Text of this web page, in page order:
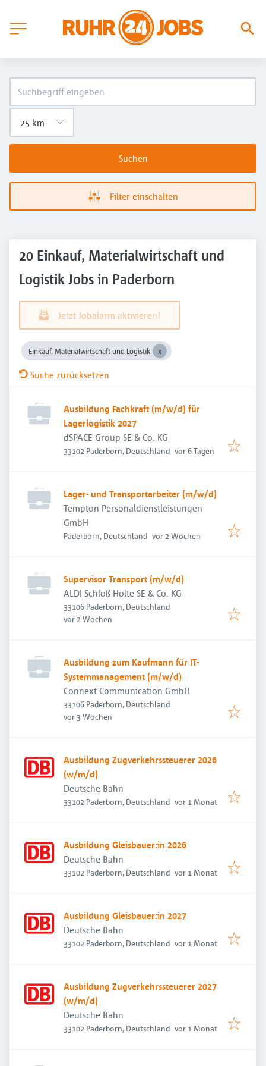
Suchen
Filter einschalten
20 Einkauf, Materialwirtschaft und
Logistik Jobs in Paderborn
Jetzt Jobalarm aktivieren!
Einkauf, Materialwirtschaft und Logistik
Suche zurücksetzen
Ausbildung Fachkraft (m/w/d) für
Lagerlogistik 2027
dSPACE Group SE & Co. KG
33102 Paderborn, Deutschland Veröffentlicht
vor 6 Tagen
Lager- und Transportarbeiter (m/w/d)
Tempton Personaldienstleistungen
GmbH
Paderborn, Deutschland Veröffentlicht
vor 2 Wochen
Supervisor Transport (m/w/d)
ALDI Schloß-Holte SE & Co. KG
33106 Paderborn, Deutschland
Veröffentlicht
vor 2 Wochen
Ausbildung zum Kaufmann für IT-
Systemmanagement (m/w/d)
Connext Communication GmbH
33106 Paderborn, Deutschland
Veröffentlicht
vor 3 Wochen
Ausbildung Zugverkehrssteuerer 2026
(w/m/d)
Deutsche Bahn
33102 Paderborn, Deutschland Veröffentlicht
vor 1 Monat
Ausbildung Gleisbauer:in 2026
Deutsche Bahn
33102 Paderborn, Deutschland Veröffentlicht
vor 1 Monat
Ausbildung Gleisbauer:in 2027
Deutsche Bahn
33102 Paderborn, Deutschland Veröffentlicht
vor 1 Monat
Ausbildung Zugverkehrssteuerer 2027
(w/m/d)
Deutsche Bahn
33102 Paderborn, Deutschland Veröffentlicht
vor 1 Monat